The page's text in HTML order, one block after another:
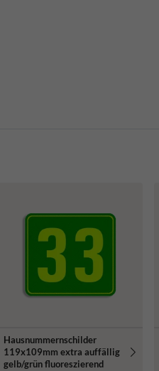
Hausnummernschilder
119x109mm extra auffällig
gelb/grün fluoreszierend